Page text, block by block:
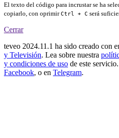
El texto del código para incrustar se ha
copiarlo, con oprimirCtrl + C será
Cerrar
teveo 2024.11.1 ha sido creado con
y Televisión. Lea sobre nuestra
y condiciones de uso de este
Facebook, o en Telegram.